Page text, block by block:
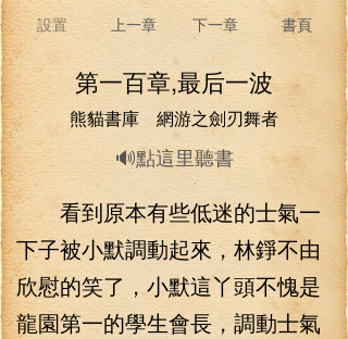
設置 上一章 下一章 書頁
第一百章,最后一波
熊貓書庫 網游之劍刃舞者
🔊點這里聽書
看到原本有些低迷的士氣一
下子被小默調動起來，林錚不由
欣慰的笑了，小默這丫頭不愧是
龍園第一的學生會長，調動士氣